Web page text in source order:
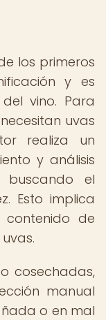
los primeros
y es
vino. Para
uvas
realiza un
y análisis
el
Esto implica
de
cosechadas,
manual
o en mal